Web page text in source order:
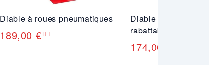
Diable à roues pneumatiques
189,00 €HT
Diable universel à
rabattable
174,00 €